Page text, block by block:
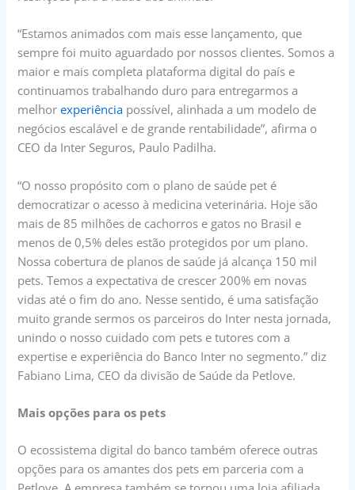
“Estamos animados com mais esse lançamento, que
sempre foi muito aguardado por nossos clientes. Somos a
maior e mais completa plataforma digital do país e
continuamos trabalhando duro para entregarmos a
melhorexperiência possível, alinhada a um modelo de
negócios escalável e de grande rentabilidade”, afirma o
CEO da Inter Seguros, Paulo Padilha.
“O nosso propósito com o plano de saúde pet é
democratizar o acesso à medicina veterinária. Hoje são
mais de 85 milhões de cachorros e gatos no Brasil e
menos de 0,5% deles estão protegidos por um plano.
Nossa cobertura de planos de saúde já alcança 150 mil
pets. Temos a expectativa de crescer 200% em novas
vidas até o fim do ano. Nesse sentido, é uma satisfação
muito grande sermos os parceiros do Inter nesta jornada,
unindo o nosso cuidado com pets e tutores com a
expertise e experiência do Banco Inter no segmento.” diz
Fabiano Lima, CEO da divisão de Saúde da Petlove.
Mais opções para os pets
O ecossistema digital do banco também oferece outras
opções para os amantes dos pets em parceria com a